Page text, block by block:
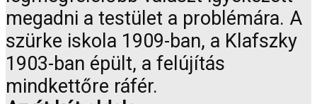
megadni a testület a problémára. A
szürke iskola 1909-ban, a Klafszky
1903-ban épült, a felújítás
mindkettőre ráfér.